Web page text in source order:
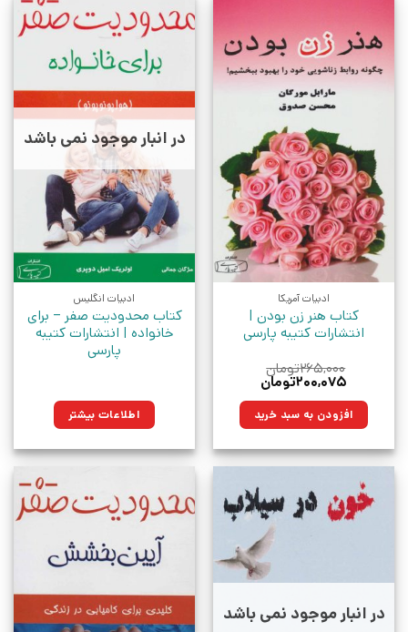
ادبیات آمریکا
کتاب هنر زن بودن |
انتشارات کتیبه پارسی
۲۶۵,۰۰۰تومان
قیمت
۲۶۵,۰۰۰تومان
بود.
۲۰۰,۰۷۵تومان
۲۰۰,۰۷۵تومان.افزودن به سبد خرید
در انبار موجود نمی باشد
ادبیات انگلیس
کتاب محدودیت صفر – برای
خانواده | انتشارات کتیبه
پارسی
اطلاعات بیشتر
در انبار موجود نمی باشد